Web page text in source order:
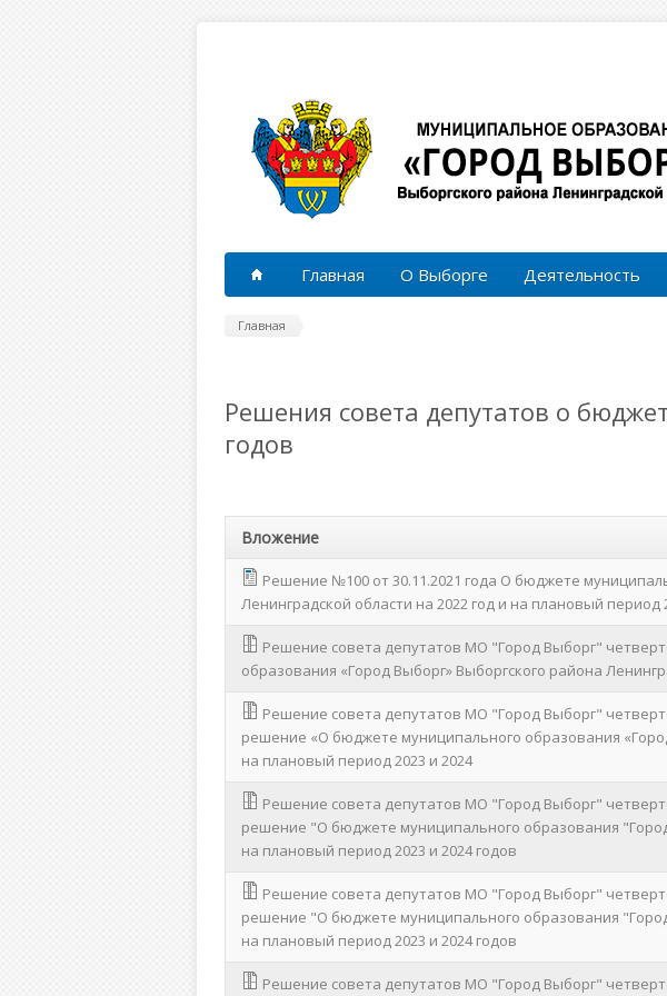
Главная О Выборге Деятельность
Главная
Решения совета депутатов о
годов
Вложение
Решение №100 от 30.11.2021 года О бюджете
Ленинградской области на 2022 год и на плановый период
Решение совета депутатов МО "Город Выборг"
образования «Город Выборг» Выборгского района
Решение совета депутатов МО "Город Выборг"
решение «О бюджете муниципального образования
на плановый период 2023 и 2024
Решение совета депутатов МО "Город Выборг"
решение "О бюджете муниципального образования
на плановый период 2023 и 2024 годов
Решение совета депутатов МО "Город Выборг"
решение "О бюджете муниципального образования
на плановый период 2023 и 2024 годов
Решение совета депутатов МО "Город Выборг"